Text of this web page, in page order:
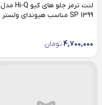
لنت ترمز جلو های کیو Hi-Q مدل
SP 1399 مناسب هیوندای ولستر
4,700,000 تومان